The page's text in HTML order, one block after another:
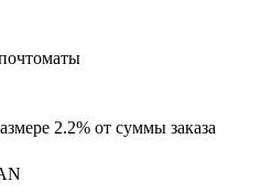
2.2% от суммы заказа